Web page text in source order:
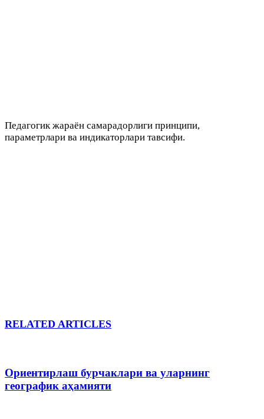
Педагогик жараён самарадорлиги принципи,
параметрлари ва индикаторлари тавсифи.
RELATED ARTICLES
Ориентирлаш бурчаклари ва уларнинг
географик аҳамияти